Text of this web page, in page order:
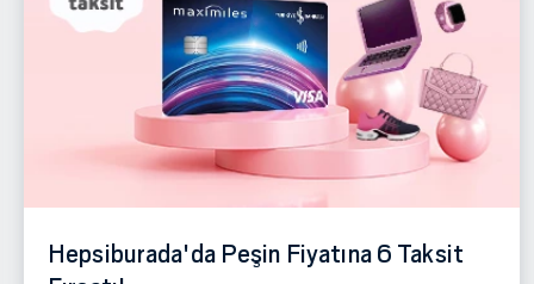
Hepsiburada'da Peşin Fiyatına 6 Taksit